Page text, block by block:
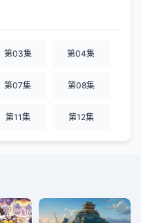
第03集 第04集
第07集 第08集
第11集 第12集